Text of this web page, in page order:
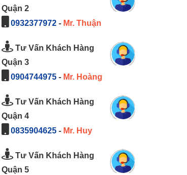
Quận 2
0932377972- Mr. Thuận
Tư Vấn Khách Hàng
Quận 3
0904744975- Mr. Hoàng
Tư Vấn Khách Hàng
Quận 4
0835904625- Mr. Huy
Tư Vấn Khách Hàng
Quận 5